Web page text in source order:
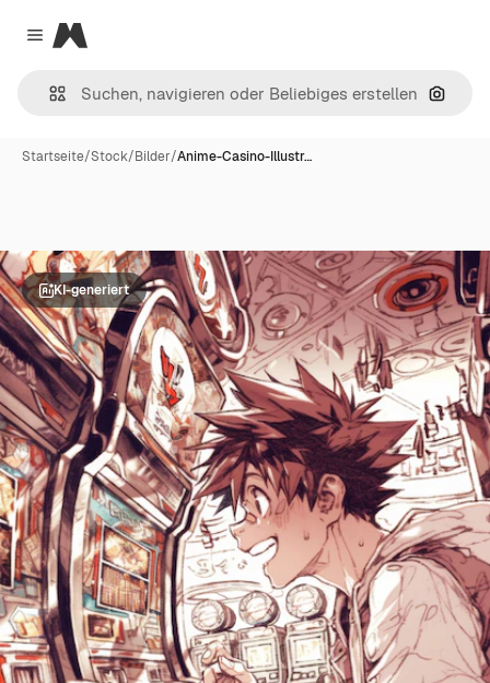
Close menu
Magnific
Nach
Startseite/Stock/Bilder/Anime-Casino-Illustr…
KI-generiert